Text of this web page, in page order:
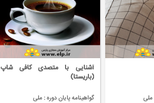
ملی
آشنایی با متصدی کافی شاپ
(باریستا)
گواهینامه پایان دوره :ملی